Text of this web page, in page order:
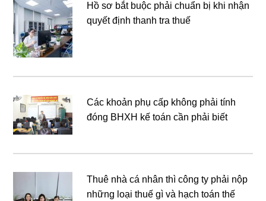
Hồ sơ bắt buộc phải chuẩn bị khi nhận
quyết định thanh tra thuế
Các khoản phụ cấp không phải tính
đóng BHXH kế toán cần phải biết
Thuê nhà cá nhân thì công ty phải nộp
những loại thuế gì và hạch toán thế